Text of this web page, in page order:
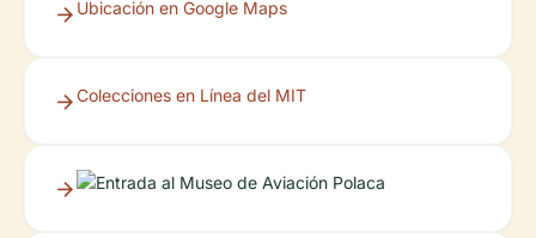
Ubicación en Google Maps
Colecciones en Línea del MIT